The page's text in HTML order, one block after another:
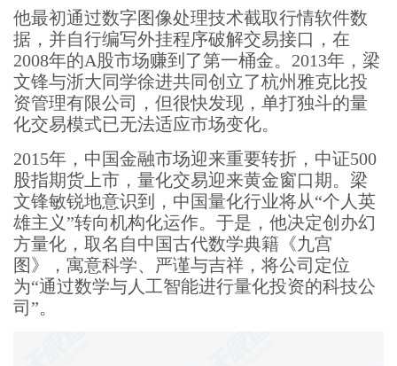
他最初通过数字图像处理技术截取行情软件数
据，并自行编写外挂程序破解交易接口，在
2008年的A股市场赚到了第一桶金。2013年，梁
文锋与浙大同学徐进共同创立了杭州雅克比投
资管理有限公司，但很快发现，单打独斗的量
化交易模式已无法适应市场变化。
2015年，中国金融市场迎来重要转折，中证500
股指期货上市，量化交易迎来黄金窗口期。梁
文锋敏锐地意识到，中国量化行业将从“个人英
雄主义”转向机构化运作。于是，他决定创办幻
方量化，取名自中国古代数学典籍《九宫
图》，寓意科学、严谨与吉祥，将公司定位
为“通过数学与人工智能进行量化投资的科技公
司”。